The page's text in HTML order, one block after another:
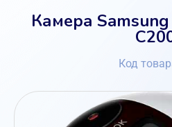
Камера
Код